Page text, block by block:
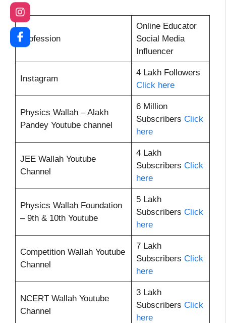
Profession
Online Educator
Social Media
Influencer
Instagram
4 Lakh Followers
Click here
Physics Wallah – Alakh
Pandey Youtube channel
6 Million
Subscribers Click
here
JEE Wallah Youtube
Channel
4 Lakh
Subscribers Click
here
Physics Wallah Foundation
– 9th & 10th Youtube
5 Lakh
Subscribers Click
here
Competition Wallah Youtube
Channel
7 Lakh
Subscribers Click
here
NCERT Wallah Youtube
Channel
3 Lakh
Subscribers Click
here